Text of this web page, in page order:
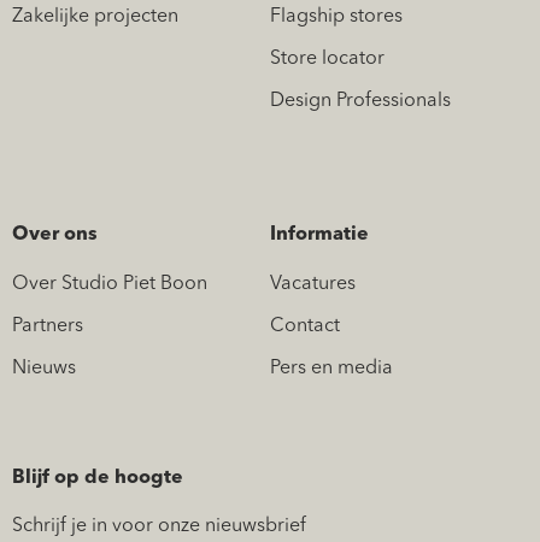
Zakelijke projecten Flagship stores
Store locator
Design Professionals
Over ons
Over Studio Piet Boon
Partners
Nieuws
Informatie
Vacatures
Contact
Pers en media
Blijf op de hoogte
Schrijf je in voor onze nieuwsbrief